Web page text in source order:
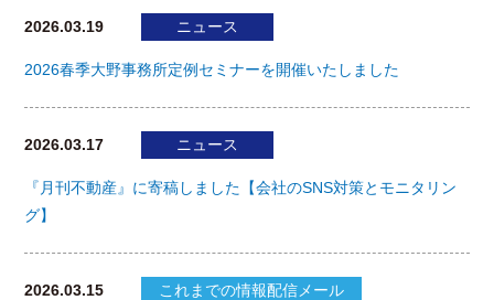
2026.03.19 ニュース
2026春季大野事務所定例セミナーを開催いたしました
2026.03.17 ニュース
『月刊不動産』に寄稿しました【会社のSNS対策とモニタリン
グ】
2026.03.15 これまでの情報配信メール